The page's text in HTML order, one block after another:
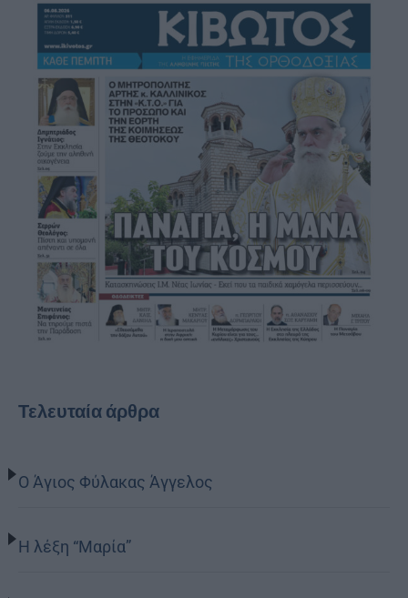
Τελευταία άρθρα
Ο Άγιος Φύλακας Άγγελος
Η λέξη “Μαρία”